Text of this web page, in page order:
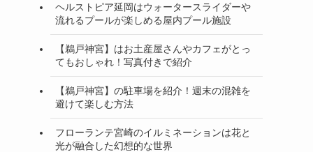
ヘルストピア延岡はウォータースライダーや
流れるプールが楽しめる屋内プール施設
【鵜戸神宮】はお土産屋さんやカフェがとっ
てもおしゃれ！写真付きで紹介
【鵜戸神宮】の駐車場を紹介！週末の混雑を
避けて楽しむ方法
フローランテ宮崎のイルミネーションは花と
光が融合した幻想的な世界